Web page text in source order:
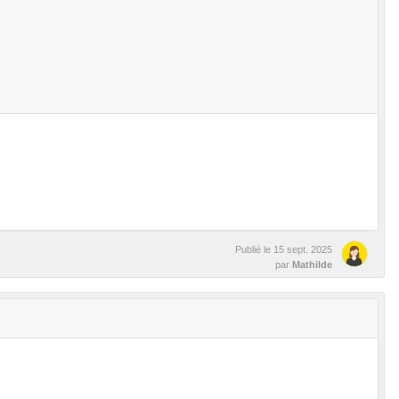
Publié le 15 sept. 2025
par Mathilde